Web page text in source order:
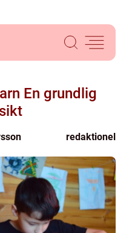
En grundlig
redaktionel